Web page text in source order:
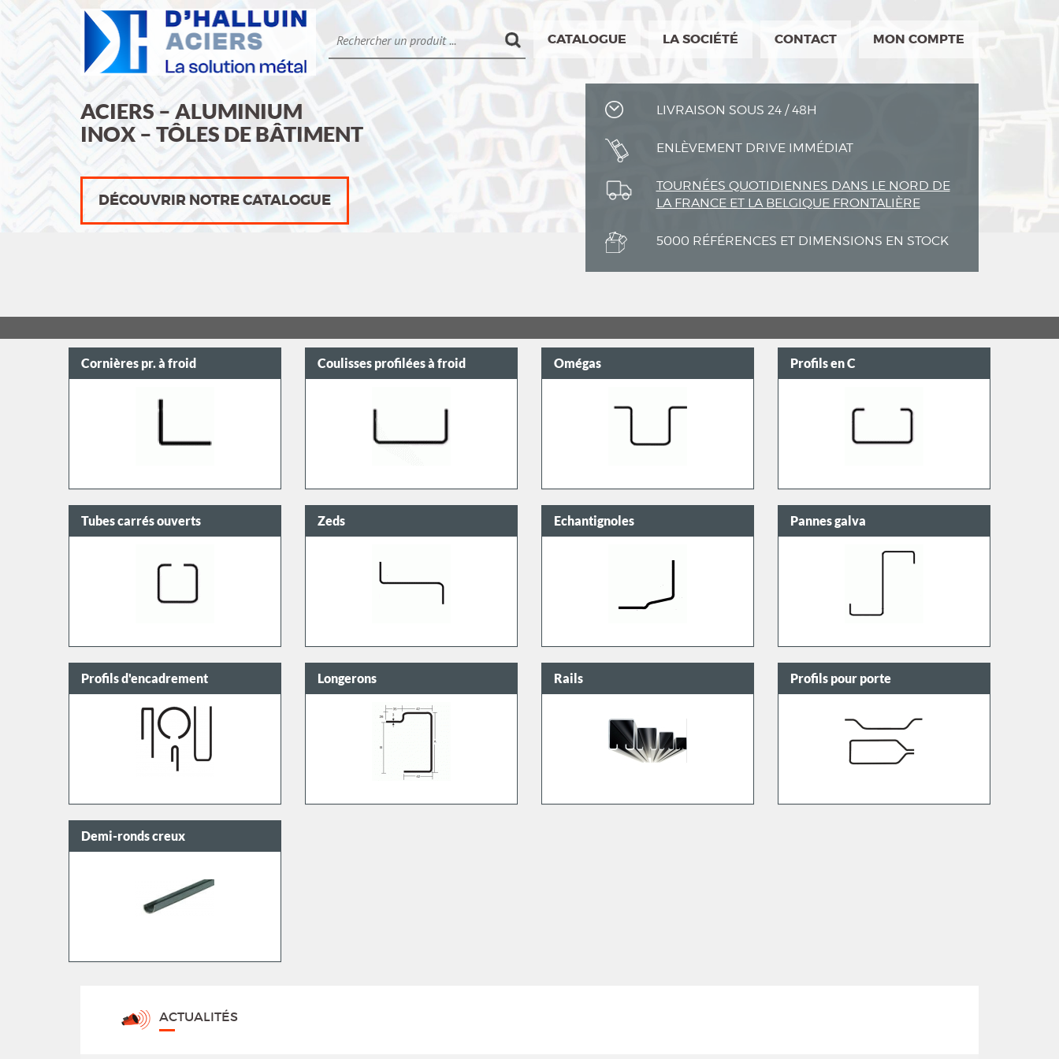
CATALOGUE LA SOCIÉTÉ CONTACT MON COMPTE
ACIERS – ALUMINIUM
INOX – TÔLES DE BÂTIMENT
DÉCOUVRIR NOTRE CATALOGUE
LIVRAISON SOUS 24 / 48H
ENLÈVEMENT DRIVE IMMÉDIAT
TOURNÉES QUOTIDIENNES DANS LE NORD DE
LA FRANCE ET LA BELGIQUE FRONTALIÈRE
5000 RÉFÉRENCES ET DIMENSIONS EN STOCK
Cornières pr. à froid Coulisses profilées à froid Omégas Profils en C
Tubes carrés ouverts Zeds Echantignoles Pannes galva
Profils d'encadrement Longerons Rails Profils pour porte
Demi-ronds creux
ACTUALITÉS